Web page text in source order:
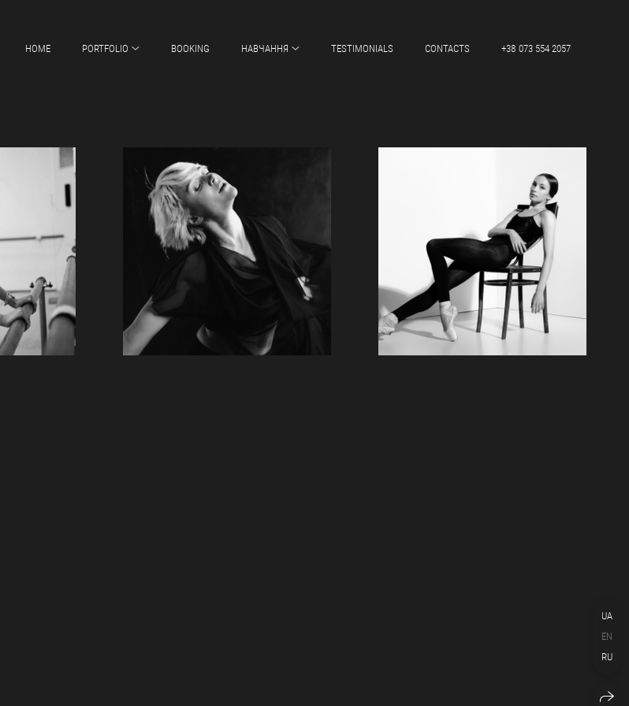
HOME PORTFOLIO BOOKING НАВЧАННЯ TESTIMONIALS CONTACTS +38 073 554 2057
UA
EN
RU